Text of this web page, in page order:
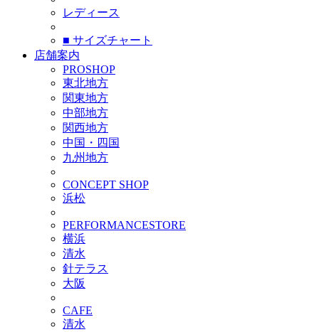
レディース
■ サイズチャート
店舗案内
PROSHOP
東北地方
関東地方
中部地方
関西地方
中国・四国
九州地方
CONCEPT SHOP
浜松
PERFORMANCESTORE
横浜
清水
針テラス
大阪
CAFE
清水